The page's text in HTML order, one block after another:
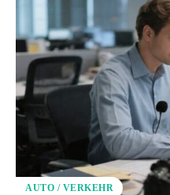
AUTO / VERKEHR